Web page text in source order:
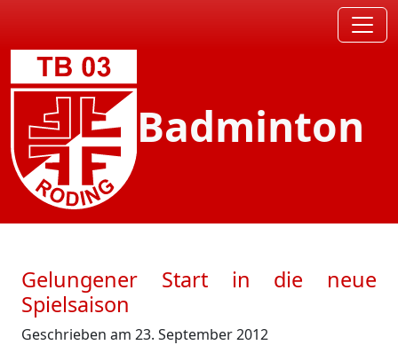
Badminton
Gelungener Start in die neue
Spielsaison
Geschrieben am 23. September 2012